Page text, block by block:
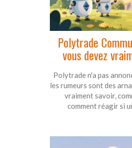
Polytrade
vous devez
Polytrade n'a pas
les rumeurs sont des
vraiment savoir,
comment réagir si